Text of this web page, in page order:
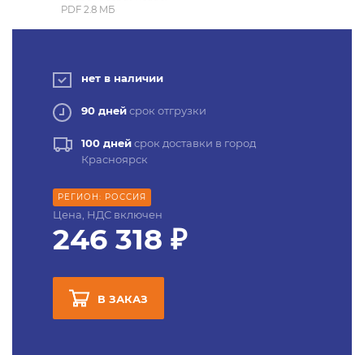
PDF 2.8 MБ
нет в наличии
90 днейсрок отгрузки
100 днейсрок доставки в город
Красноярск
РЕГИОН: РОССИЯ
Цена, НДС включен
246 318 ₽
В ЗАКАЗ